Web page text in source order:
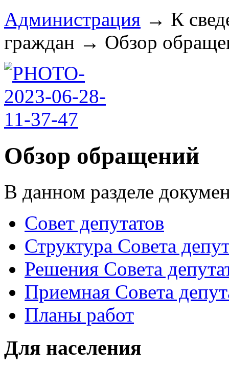
Администрация → К
граждан → Обзор
Обзор обращений
В данном разделе
Совет депутатов
Структура Совета
Решения Совета
Приемная Совета
Планы работ
Для населения